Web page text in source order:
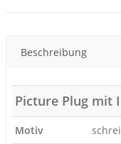
Beschreibung
Picture Plug mit
Motiv